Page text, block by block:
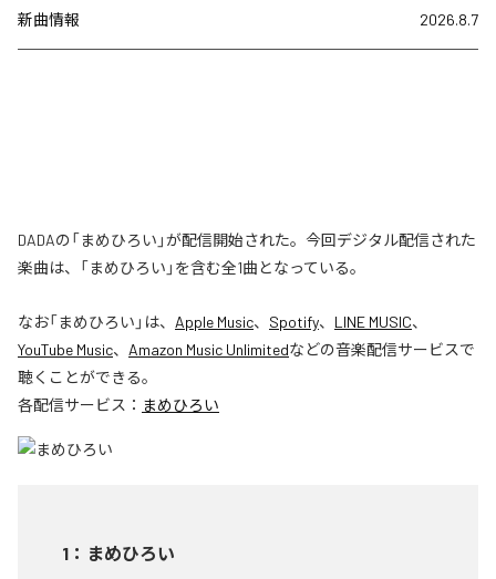
新曲情報 2026.8.7
DADAの「まめひろい」が配信開始された。今回デジタル配信された
楽曲は、「まめひろい」を含む全1曲となっている。
なお「まめひろい 」は、 Apple Music、 Spotify、 LINE MUSIC、
YouTube Music、 Amazon Music Unlimitedなどの音楽配信サービスで
聴くことができる。
各配信サービス： まめひろい
1 ： まめひろい